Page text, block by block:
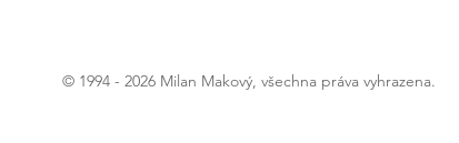
© 1994 - 2026 Milan Makový, všechna práva vyhrazena.